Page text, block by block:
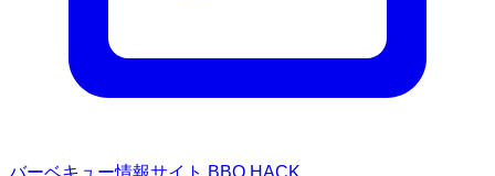
バーベキュー情報サイト BBQ HACK